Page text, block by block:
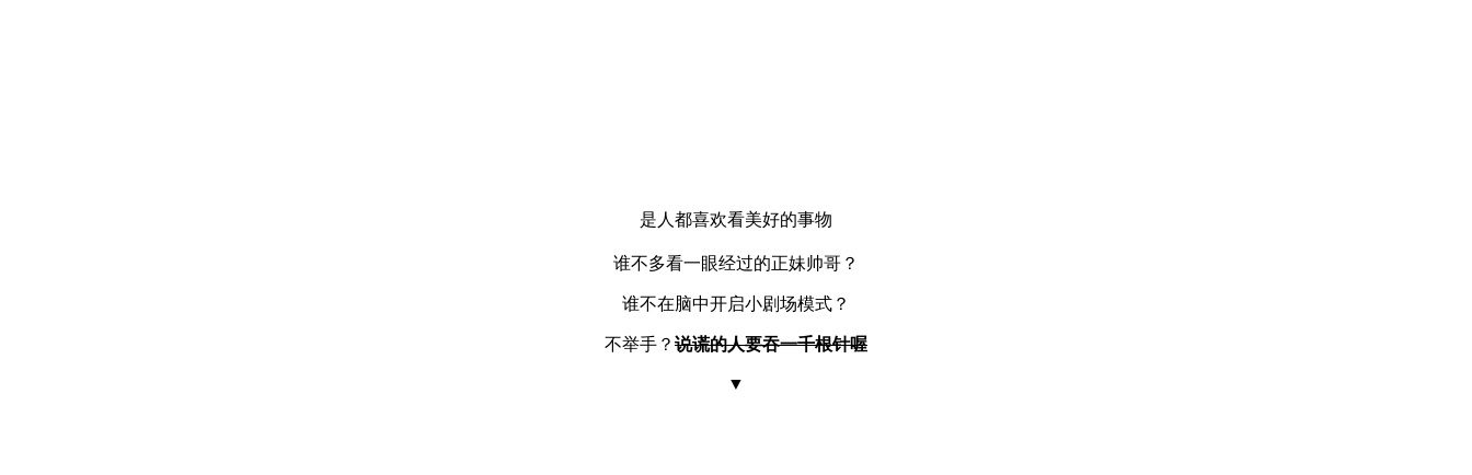
是人都喜欢看美好的事物
谁不多看一眼经过的正妹帅哥？
谁不在脑中开启小剧场模式？
不举手？ 说谎的人要吞一千根针喔
▼